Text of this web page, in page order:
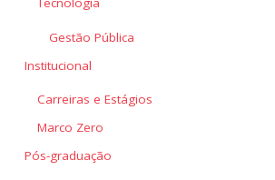
Gestão Pública
Institucional
Carreiras e Estágios
Marco Zero
Pós-graduação